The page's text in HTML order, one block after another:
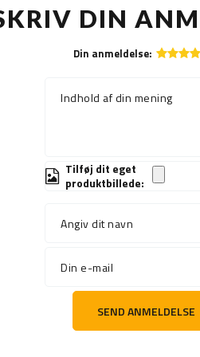
DIN
Din anmeldelse:
Indhold af din mening
Tilføj dit eget
produktbillede:
Angiv dit navn
Din e-mail
SEND ANMELDELSE